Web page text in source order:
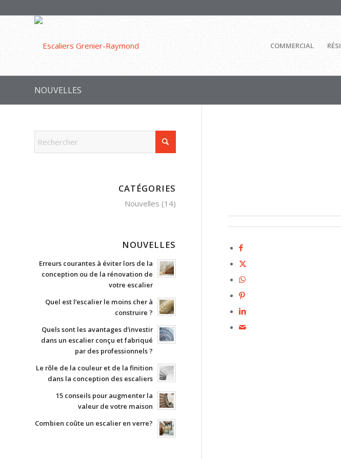
COMMERCIAL
NOUVELLES
CATÉGORIES
Nouvelles (14)
NOUVELLES
Erreurs courantes à éviter lors de la
conception ou de la rénovation de
votre escalier
Quel est l’escalier le moins cher à
construire ?
Quels sont les avantages d’investir
dans un escalier conçu et fabriqué
par des professionnels ?
Le rôle de la couleur et de la finition
dans la conception des escaliers
15 conseils pour augmenter la
valeur de votre maison
Combien coûte un escalier en verre?